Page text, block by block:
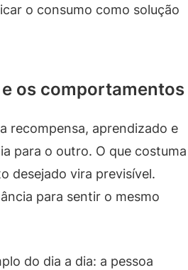
o consumo como solução
os comportamentos
recompensa, aprendizado e
para o outro. O que costuma
desejado vira previsível.
para sentir o mesmo
do dia a dia: a pessoa